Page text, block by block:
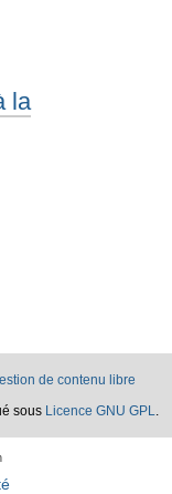
la
de contenu libre
sous Licence GNU GPL.